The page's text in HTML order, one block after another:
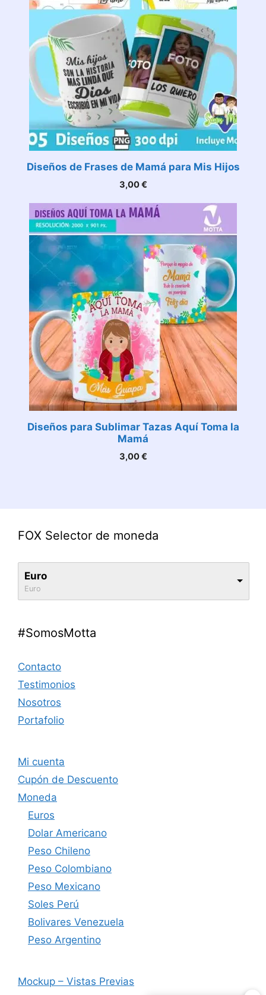
Diseños de Frases de Mamá para Mis Hijos
3,00€
Diseños para Sublimar Tazas Aquí Toma la
Mamá
3,00€
FOX Selector de moneda
Euro
Euro
#SomosMotta
Contacto
Testimonios
Nosotros
Portafolio
Mi cuenta
Cupón de Descuento
Moneda
Euros
Dolar Americano
Peso Chileno
Peso Colombiano
Peso Mexicano
Soles Perú
Bolivares Venezuela
Peso Argentino
Mockup – Vistas Previas